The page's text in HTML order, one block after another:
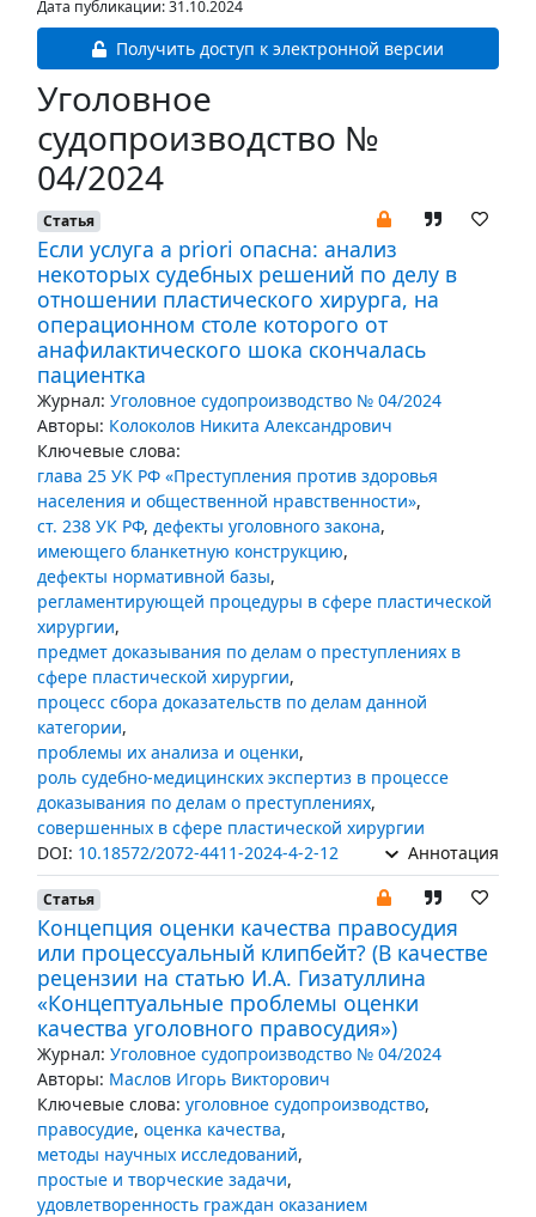
Дата публикации: 31.10.2024
Получить доступ к электронной версии
Уголовное
судопроизводство №
04/2024
Статья
Если услуга a priori опасна: анализ
некоторых судебных решений по делу в
отношении пластического хирурга, на
операционном столе которого от
анафилактического шока скончалась
пациентка
Журнал: Уголовное судопроизводство № 04/2024
Авторы: Колоколов Никита Александрович
Ключевые слова:
глава 25 УК РФ «Преступления против здоровья
населения и общественной нравственности»,
ст. 238 УК РФ, дефекты уголовного закона,
имеющего бланкетную конструкцию,
дефекты нормативной базы,
регламентирующей процедуры в сфере пластической
хирургии,
предмет доказывания по делам о преступлениях в
сфере пластической хирургии,
процесс сбора доказательств по делам данной
категории,
проблемы их анализа и оценки,
роль судебно-медицинских экспертиз в процессе
доказывания по делам о преступлениях,
совершенных в сфере пластической хирургии
DOI: 10.18572/2072-4411-2024-4-2-12 Аннотация
Статья
Концепция оценки качества правосудия
или процессуальный клипбейт? (В качестве
рецензии на статью И.А. Гизатуллина
«Концептуальные проблемы оценки
качества уголовного правосудия»)
Журнал: Уголовное судопроизводство № 04/2024
Авторы: Маслов Игорь Викторович
Ключевые слова: уголовное судопроизводство,
правосудие, оценка качества,
методы научных исследований,
простые и творческие задачи,
удовлетворенность граждан оказанием